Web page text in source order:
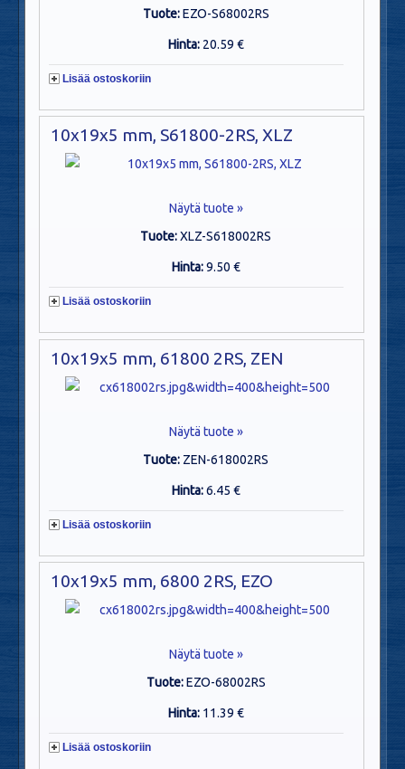
Tuote:EZO-S68002RS
Hinta: 20.59 €
Lisää ostoskoriin
10x19x5 mm, S61800-2RS, XLZ
Näytä tuote »
Tuote:XLZ-S618002RS
Hinta:9.50 €
Lisää ostoskoriin
10x19x5 mm, 61800 2RS, ZEN
Näytä tuote »
Tuote: ZEN-618002RS
Hinta:6.45 €
Lisää ostoskoriin
10x19x5 mm, 6800 2RS, EZO
Näytä tuote »
Tuote:EZO-68002RS
Hinta: 11.39 €
Lisää ostoskoriin